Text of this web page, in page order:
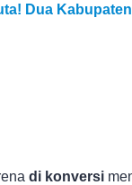
Dua
di konversi